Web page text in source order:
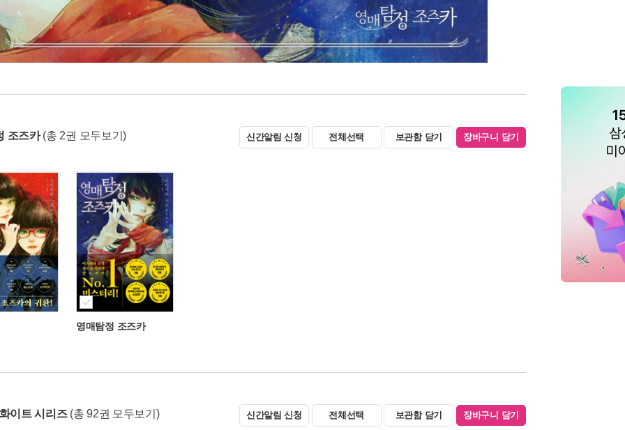
조즈카 (총 2권 모두보기) 신간알림 신청 전체선택 보관함 담기 장바구니 담기
영매탐정 조즈카
이트 시리즈 (총 92권 모두보기) 신간알림 신청 전체선택 보관함 담기 장바구니 담기